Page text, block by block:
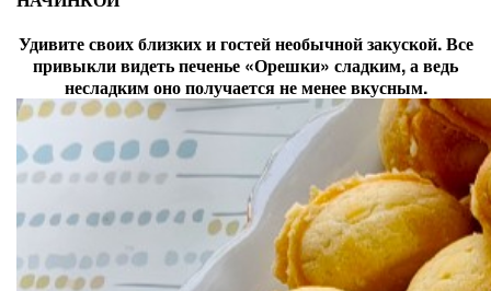
Удивите своих близких и гостей необычной закуской. Все
привыкли видеть печенье «Орешки» сладким, а ведь
несладким оно получается не менее вкусным.